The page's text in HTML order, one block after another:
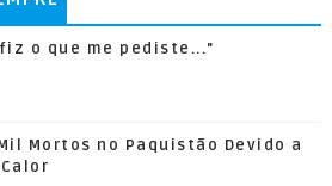
o que me pediste..."
Mortos no Paquistão Devido a